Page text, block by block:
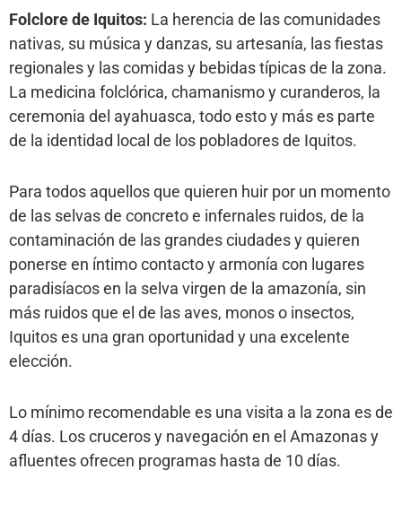
Folclore de Iquitos: La herencia de las comunidades
nativas, su música y danzas, su artesanía, las fiestas
regionales y las comidas y bebidas típicas de la zona.
La medicina folclórica, chamanismo y curanderos, la
ceremonia del ayahuasca, todo esto y más es parte
de la identidad local de los pobladores de Iquitos.
Para todos aquellos que quieren huir por un momento
de las selvas de concreto e infernales ruidos, de la
contaminación de las grandes ciudades y quieren
ponerse en íntimo contacto y armonía con lugares
paradisíacos en la selva virgen de la amazonía, sin
más ruidos que el de las aves, monos o insectos,
Iquitos es una gran oportunidad y una excelente
elección.
Lo mínimo recomendable es una visita a la zona es de
4 días. Los cruceros y navegación en el Amazonas y
afluentes ofrecen programas hasta de 10 días.